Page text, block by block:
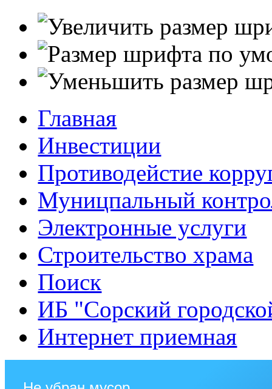
Главная
Инвестиции
Противодейстие
Муницпальный
Электронные услуги
Строительство храма
Поиск
ИБ "Сорский
Интернет приемная